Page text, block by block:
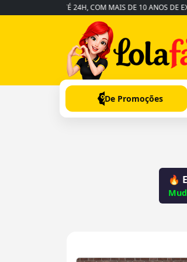
EM ATÉ 24H, COM MAIS DE 10 ANOS DE
De Promoções
🔥